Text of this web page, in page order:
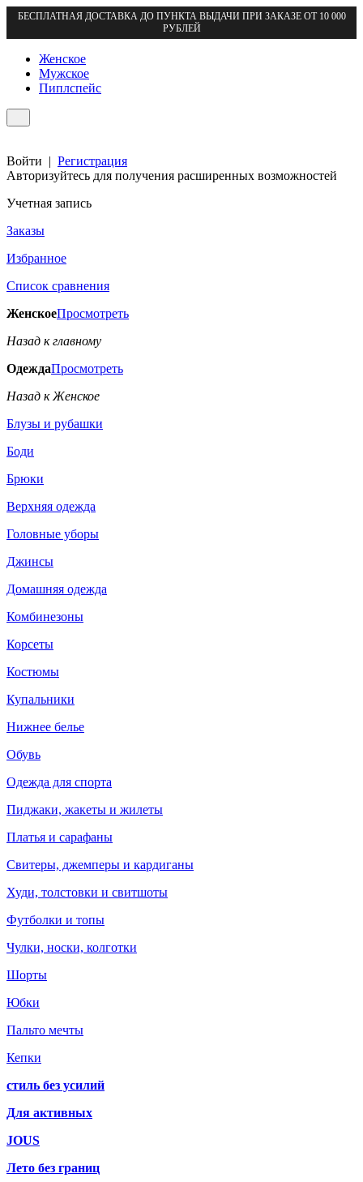
БЕСПЛАТНАЯ ДОСТАВКА ДО ПУНКТА ВЫДАЧИ ПРИ ЗАКАЗЕ ОТ 10 000
РУБЛЕЙ
Женское
Мужское
Пиплспейс
Войти | Регистрация
Авторизуйтесь для получения расширенных возможностей
Учетная запись
Заказы
Избранное
Список сравнения
ЖенскоеПросмотреть
Назад к главному
ОдеждаПросмотреть
Назад к Женское
Блузы и рубашки
Боди
Брюки
Верхняя одежда
Головные уборы
Джинсы
Домашняя одежда
Комбинезоны
Корсеты
Костюмы
Купальники
Нижнее белье
Обувь
Одежда для спорта
Пиджаки, жакеты и жилеты
Платья и сарафаны
Свитеры, джемперы и кардиганы
Худи, толстовки и свитшоты
Футболки и топы
Чулки, носки, колготки
Шорты
Юбки
Пальто мечты
Кепки
стиль без усилий
Для активных
JOUS
Лето без границ